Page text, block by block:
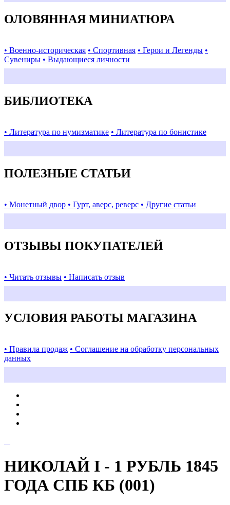
ОЛОВЯННАЯ МИНИАТЮРА
• Военно-историческая • Спортивная • Герои и Легенды •
Сувениры • Выдающиеся личности
БИБЛИОТЕКА
• Литература по нумизматике • Литература по бонистике
ПОЛЕЗНЫЕ СТАТЬИ
• Монетный двор • Гурт, аверс, реверс • Другие статьи
ОТЗЫВЫ ПОКУПАТЕЛЕЙ
• Читать отзывы • Написать отзыв
УСЛОВИЯ РАБОТЫ МАГАЗИНА
• Правила продаж • Соглашение на обработку персональных
данных
НИКОЛАЙ I - 1 РУБЛЬ 1845
ГОДА СПБ КБ (001)